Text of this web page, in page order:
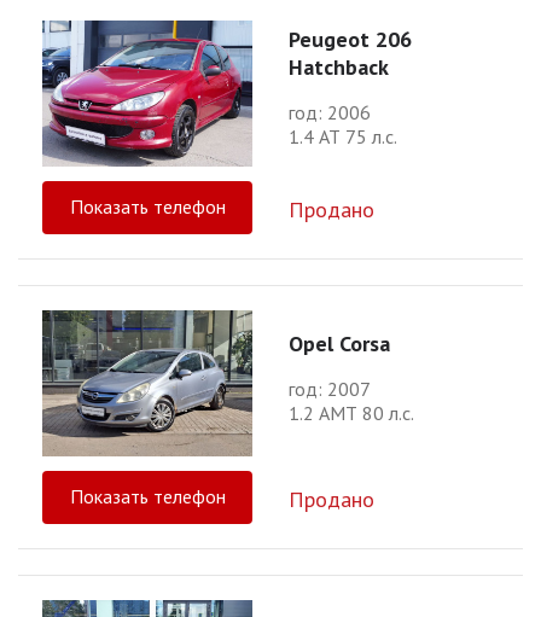
Peugeot 206
Hatchback
год: 2006
1.4 АТ 75 л.с.
Показать телефон Продано
Opel Corsa
год: 2007
1.2 АМТ 80 л.с.
Показать телефон Продано